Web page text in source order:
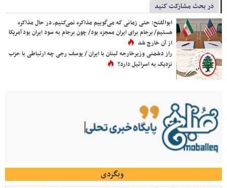
در بحث مشارکت کنید
ابوالفتح: حتی زمانی که می‌گوییم مذاکره نمی‌کنیم، در حال مذاکره
هستیم/ برجام برای ایران معجزه بود/ چون برجام به سود ایران بود آمریکا
از آن خارج شد
راز دشمنی وزیرخارجه لبنان با ایران / یوسف رجی چه ارتباطی با حزب
نزدیک به اسرائیل دارد؟
وبگردی